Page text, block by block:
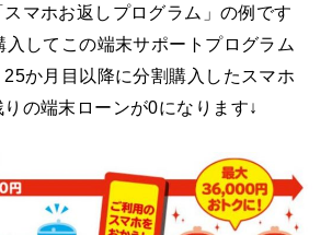
マホお返しプログラム」の例です
入してこの端末サポートプログラム
か月目以降に分割購入したスマホ
の端末ローンが0になります↓